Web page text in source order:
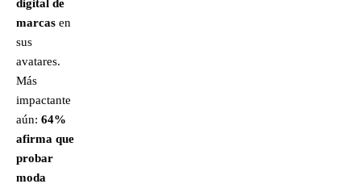
digital de
marcas en
sus
avatares.
Más
impactante
aún: 64%
afirma que
probar
moda